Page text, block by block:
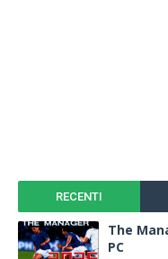
RECENTI
The
PC